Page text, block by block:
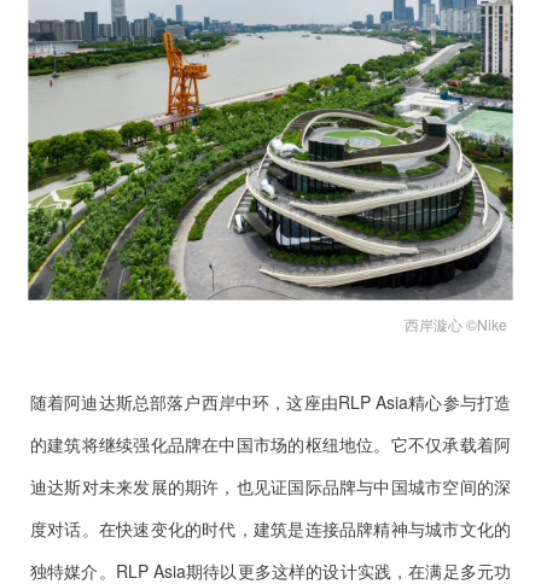
西岸漩心 ©Nike
随着阿迪达斯总部落户西岸中环，这座由RLP Asia精心参与打造
的建筑将继续强化品牌在中国市场的枢纽地位。它不仅承载着阿
迪达斯对未来发展的期许，也见证国际品牌与中国城市空间的深
度对话。在快速变化的时代，建筑是连接品牌精神与城市文化的
独特媒介。RLP Asia期待以更多这样的设计实践，在满足多元功